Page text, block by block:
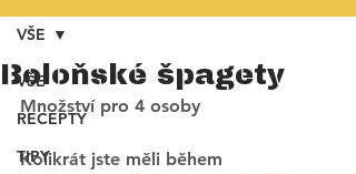
VŠE
RECEPTY
TIPY
VŠE
Boloňské špagety
Množství pro 4 osoby
Kolikrát jste měli během